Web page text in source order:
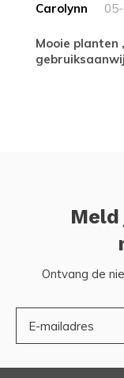
Carolynn
Mooie planten , alleen jammer geen
Meld
Ontvang de